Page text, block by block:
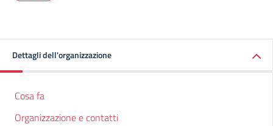
Dettagli dell'organizzazione
Cosa fa
Organizzazione e contatti